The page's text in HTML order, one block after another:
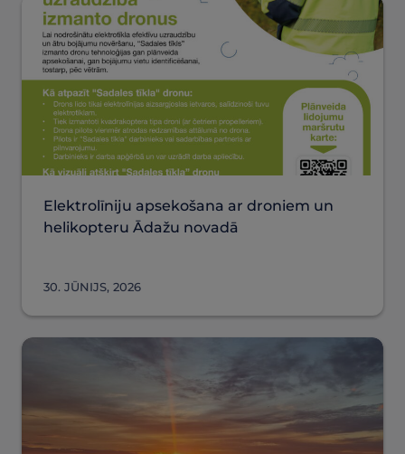
Elektrolīniju apsekošana ar droniem un
helikopteru Ādažu novadā
30. JŪNIJS, 2026